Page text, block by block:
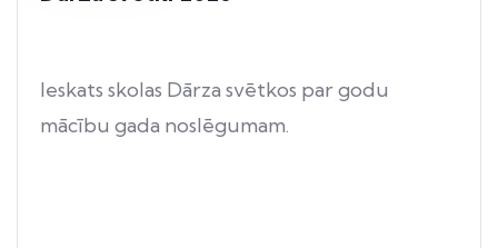
Ieskats skolas Dārza svētkos par godu
mācību gada noslēgumam.